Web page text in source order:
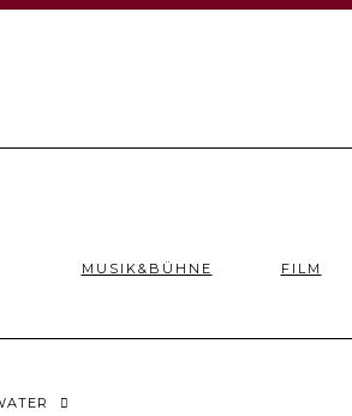
MUSIK&BÜHNE FILM